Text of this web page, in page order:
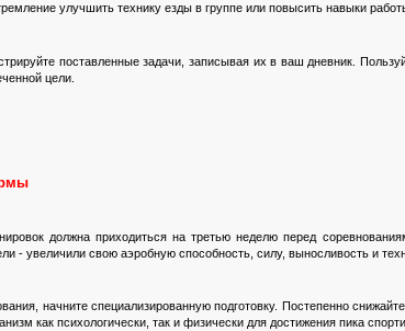
улучшить технику езды в группе или повысить навыки
поставленные задачи, записывая их в ваш дневник.
цели.
должна приходиться на третью неделю перед
- увеличили свою аэробную способность, силу, выносливость и
начните специализированную подготовку. Постепенно
как психологически, так и физически для достижения пика